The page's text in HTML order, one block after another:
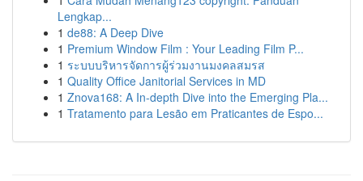
Lengkap...
1 de88: A Deep Dive
1 Premium Window Film : Your Leading Film P...
1 ระบบบริหารจัดการผู้ร่วมงานมงคลสมรส
1 Quality Office Janitorial Services in MD
1 Znova168: A In-depth Dive into the Emerging Pla...
1 Tratamento para Lesão em Praticantes de Espo...